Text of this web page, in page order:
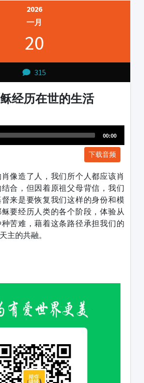
2026
一月
20
315
经历在世的生活
00:00
下载音频
像造了人，我们所个人都应该肖
合，但因着原祖父母背信，我们
来是要恢复我们这样的身份和模
要经历人类的各个阶段，体验从
苦难，藉着这条路径承担我们的
主的共融。